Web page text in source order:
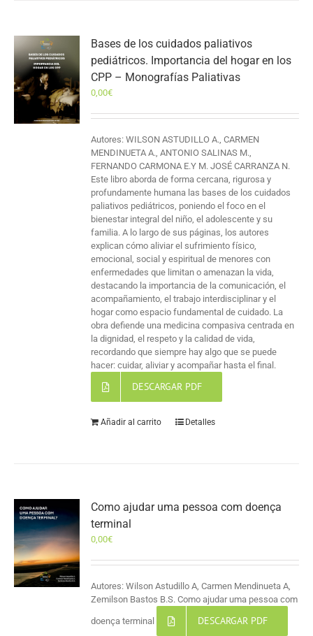
Bases de los cuidados paliativos
pediátricos. Importancia del hogar en los
CPP – Monografías Paliativas
0,00€
Autores: WILSON ASTUDILLO A., CARMEN
MENDINUETA A., ANTONIO SALINAS M.,
FERNANDO CARMONA E.Y M. JOSÉ CARRANZA N.
Este libro aborda de forma cercana, rigurosa y
profundamente humana las bases de los cuidados
paliativos pediátricos, poniendo el foco en el
bienestar integral del niño, el adolescente y su
familia. A lo largo de sus páginas, los autores
explican cómo aliviar el sufrimiento físico,
emocional, social y espiritual de menores con
enfermedades que limitan o amenazan la vida,
destacando la importancia de la comunicación, el
acompañamiento, el trabajo interdisciplinar y el
hogar como espacio fundamental de cuidado. La
obra defiende una medicina compasiva centrada en
la dignidad, el respeto y la calidad de vida,
recordando que siempre hay algo que se puede
hacer: cuidar, aliviar y acompañar hasta el final.
DESCARGAR PDF
Añadir al carrito Detalles
Como ajudar uma pessoa com doença
terminal
0,00€
Autores: Wilson Astudillo A, Carmen Mendinueta A,
Zemilson Bastos B.S. Como ajudar uma pessoa com
doença terminal DESCARGAR PDF